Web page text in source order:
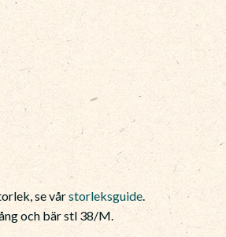
se vårstorleksguide.
och bär stl 38/M.